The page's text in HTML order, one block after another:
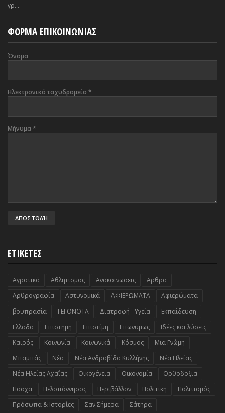
γρ....
ΦΟΡΜΑ ΕΠΙΚΟΙΝΩΝΙΑΣ
Όνομα
Ηλεκτρονικό ταχυδρομείο *
Μήνυμα *
ΕΤΙΚΕΤΕΣ
Αγροτικά Αθλητισμος Ανακοινωσεις
Αρθρα
Αρθρογραφία
Αστυνομικά ΑΦΙΕΡΩΜΑΤΑ
Αφιερώματα
βουπρασία
ΓΕΓΟΝΟΤΑ Διατροφή - Υγεία
Εκπαίδευση
Ελλαδα
Επιστημη Επιστίμη Επωνυμως
Ιδέες και λύσεις
Καιρός
Κοινωνία Κοινωνικά Κόσμος
Μια Γνώμη
Μπαμπάς
Νέα Νέα Ανδραβίδα Κυλλήνης
Νέα Ηλείας
Νέα Ηλείας Αχαΐας
Οικογένεια Οικονομία
Ορθοδοξια
Πάσχα
Πελοπόννησος Περιβάλλον Πολιτικη
Πολιτισμός
Πρόσωπα & Ιστορίες
Σαν Σήμερα
Σάτηρα